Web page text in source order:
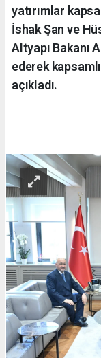
yatırımlar
İshak Şan ve
Altyapı Bakanı
ederek
açıkladı.